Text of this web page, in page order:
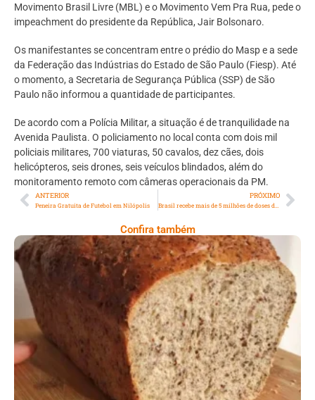
Movimento Brasil Livre (MBL) e o Movimento Vem Pra Rua, pede o
impeachment do presidente da República, Jair Bolsonaro.
Os manifestantes se concentram entre o prédio do Masp e a sede
da Federação das Indústrias do Estado de São Paulo (Fiesp). Até
o momento, a Secretaria de Segurança Pública (SSP) de São
Paulo não informou a quantidade de participantes.
De acordo com a Polícia Militar, a situação é de tranquilidade na
Avenida Paulista. O policiamento no local conta com dois mil
policiais militares, 700 viaturas, 50 cavalos, dez cães, dois
helicópteros, seis drones, seis veículos blindados, além do
monitoramento remoto com câmeras operacionais da PM.
ANTERIOR
Peneira Gratuita de Futebol em Nilópolis
PRÓXIMO
Brasil recebe mais de 5 milhões de doses da vacina da Pfizer
Confira também
Comer Bem: Pão Low Carb